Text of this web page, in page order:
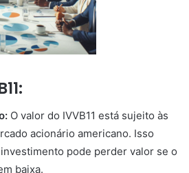
O valor do IVVB11 está sujeito às
acionário americano. Isso
pode perder valor se o
baixa.